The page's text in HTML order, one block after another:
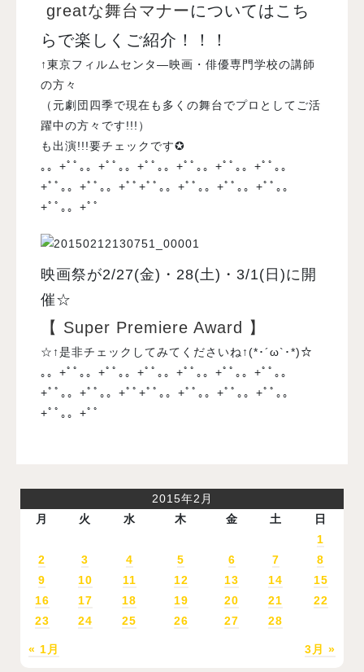
greatな舞台マナーについてはこち
らで楽しくご紹介！！！
↑東京フィルムセンタ―映画・俳優専門学校の講師
の方々
（元劇団四季で現在も多くの舞台でプロとしてご活
躍中の方々です!!!）
も出演!!!要チェックです✪
｡。+ﾟﾟ｡。+ﾟﾟ｡。+ﾟﾟ｡。+ﾟﾟ｡。+ﾟﾟ｡。+ﾟﾟ｡。
+ﾟﾟ｡。+ﾟﾟ｡。+ﾟﾟ+ﾟﾟ｡。+ﾟﾟ｡。+ﾟﾟ｡。+ﾟﾟ｡。
+ﾟﾟ｡。+ﾟﾟ
映画祭が2/27(金)・28(土)・3/1(日)に開
催☆
【 Super Premiere Award 】
☆↑是非チェックしてみてくださいね↑(*･´ω`･*)☆
｡。+ﾟﾟ｡。+ﾟﾟ｡。+ﾟﾟ｡。+ﾟﾟ｡。+ﾟﾟ｡。+ﾟﾟ｡。
+ﾟﾟ｡。+ﾟﾟ｡。+ﾟﾟ+ﾟﾟ｡。+ﾟﾟ｡。+ﾟﾟ｡。+ﾟﾟ｡。
+ﾟﾟ｡。+ﾟﾟ
2015年2月
月
火 水 木 金 土 日
« 1月 3月 »
1
2
3 4 5 6 7
8
9
10 11 12 13 14
15
16
17 18 19 20 21
22
23
24 25 26 27 28